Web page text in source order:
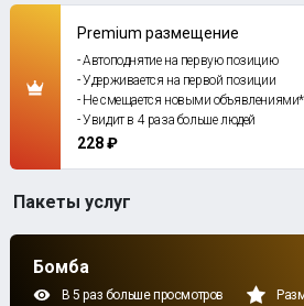
Premium размещение
- Автоподнятие на первую позицию
- Удерживается на первой позиции
- Не смещается новыми объявлениями*
- Увидит в 4 раза больше людей
228 ₽
Пакеты услуг
Бомба
В 5 раз больше просмотров